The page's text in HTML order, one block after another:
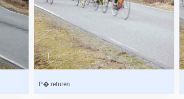
P� returen